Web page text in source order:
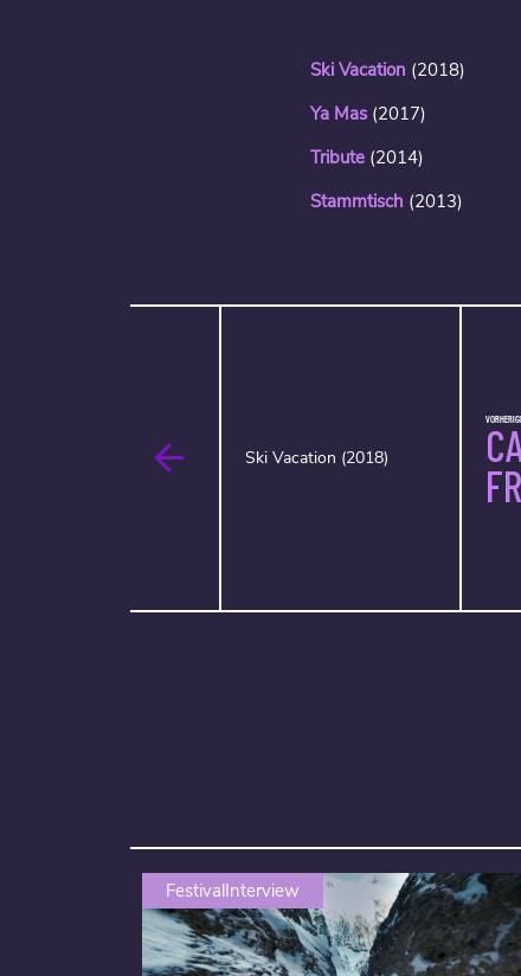
Ski Vacation (2018)
Ya Mas (2017)
Tribute (2014)
Stammtisch (2013)
Ski Vacation (2018)
FestivalInterview